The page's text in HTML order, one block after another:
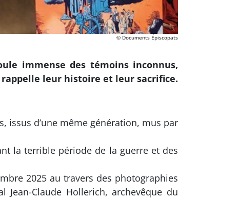
© Documents Épiscopats
immense des témoins inconnus,
leur histoire et leur sacrifice.
issus d’une même génération, mus par
la terrible période de la guerre et des
2025 au travers des photographies
Claude Hollerich, archevêque du